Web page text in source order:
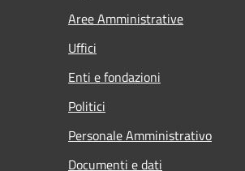
Aree Amministrative
Uffici
Enti e fondazioni
Politici
Personale Amministrativo
Documenti e dati